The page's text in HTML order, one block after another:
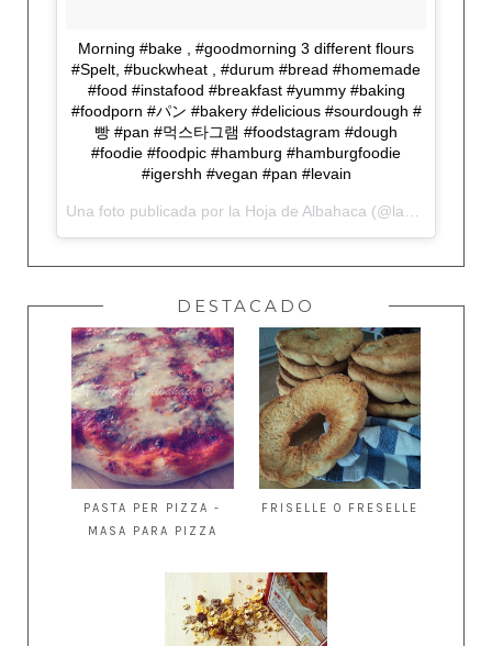
Morning #bake , #goodmorning 3 different flours
#Spelt, #buckwheat , #durum #bread #homemade
#food #instafood #breakfast #yummy #baking
#foodporn #パン #bakery #delicious #sourdough #
빵 #pan #먹스타그램 #foodstagram #dough
#foodie #foodpic #hamburg #hamburgfoodie
#igershh #vegan #pan #levain
DESTACADO
PASTA PER PIZZA -
MASA PARA PIZZA
FRISELLE O FRESELLE